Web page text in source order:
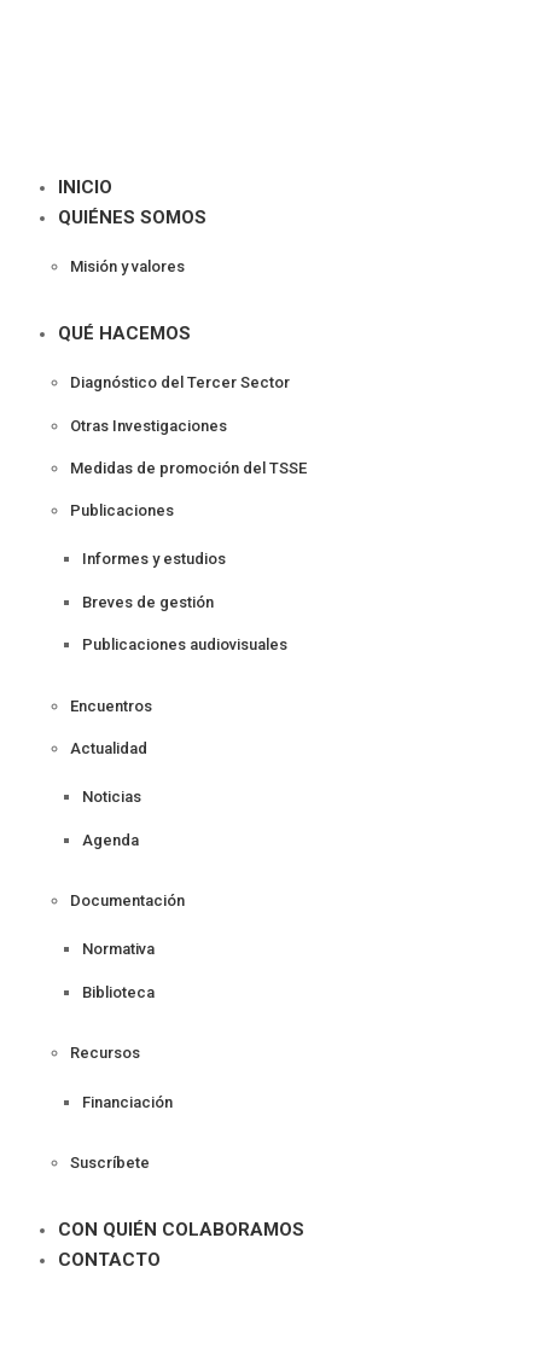
INICIO
QUIÉNES SOMOS
Misión y valores
QUÉ HACEMOS
Diagnóstico del Tercer Sector
Otras Investigaciones
Medidas de promoción del TSSE
Publicaciones
Informes y estudios
Breves de gestión
Publicaciones audiovisuales
Encuentros
Actualidad
Noticias
Agenda
Documentación
Normativa
Biblioteca
Recursos
Financiación
Suscríbete
CON QUIÉN COLABORAMOS
CONTACTO